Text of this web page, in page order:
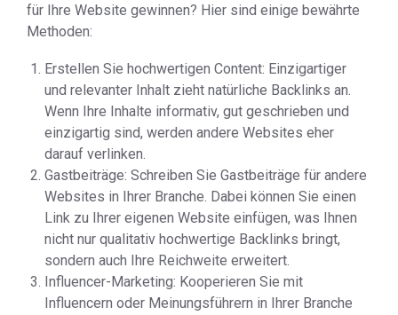
für Ihre Website gewinnen? Hier sind einige bewährte
Methoden:
Erstellen Sie hochwertigen Content: Einzigartiger
und relevanter Inhalt zieht natürliche Backlinks an.
Wenn Ihre Inhalte informativ, gut geschrieben und
einzigartig sind, werden andere Websites eher
darauf verlinken.
Gastbeiträge: Schreiben Sie Gastbeiträge für andere
Websites in Ihrer Branche. Dabei können Sie einen
Link zu Ihrer eigenen Website einfügen, was Ihnen
nicht nur qualitativ hochwertige Backlinks bringt,
sondern auch Ihre Reichweite erweitert.
Influencer-Marketing: Kooperieren Sie mit
Influencern oder Meinungsführern in Ihrer Branche